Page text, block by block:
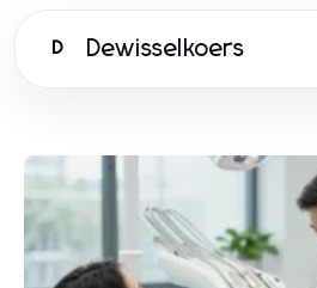
D Dewisselkoers